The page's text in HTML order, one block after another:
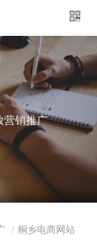
营销推广
桐乡电商网站